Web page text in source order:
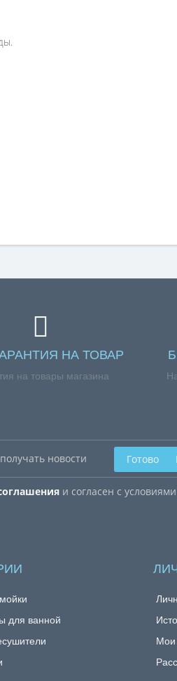
НА ТОВАР
на товары магазина
и согласен с условиями
Готово
для ванной
Мои